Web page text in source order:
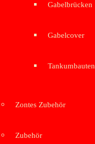
Gabelbrücken
Gabelcover
Tankumbauten
Zontes Zubehör
Zubehör